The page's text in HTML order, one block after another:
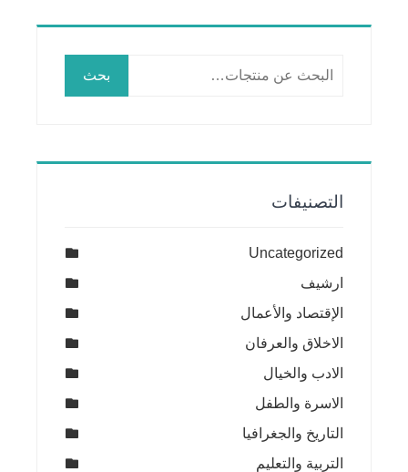
بحث
التصنيفات
Uncategorized
ارشيف
الإقتصاد والأعمال
الاخلاق والعرفان
الادب والخيال
الاسرة والطفل
التاريخ والجغرافيا
التربية والتعليم